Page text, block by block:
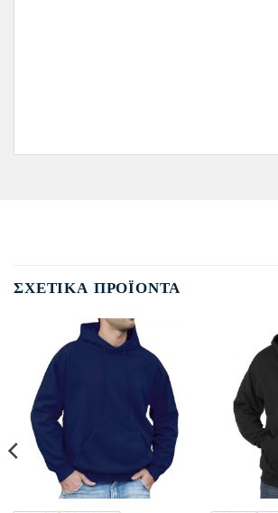
ΣΧΕΤΙΚΆ ΠΡΟΪΌΝΤΑ